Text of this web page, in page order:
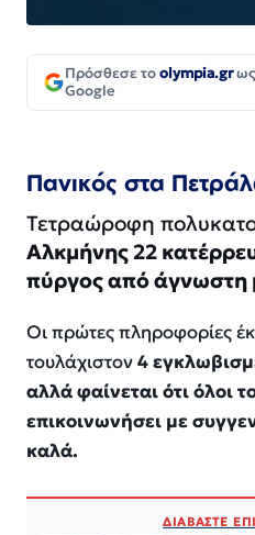
Πρόσθεσε τοolympia.grως
Google
Πανικός στα
Τετραώροφη
Αλκμήνης 22
πύργος από άγνωστη
Οι πρώτες πληροφορίες
τουλάχιστον4
αλλά φαίνεται ότι όλοι
επικοινωνήσει με
καλά.
ΔΙΑΒΑΣΤΕ